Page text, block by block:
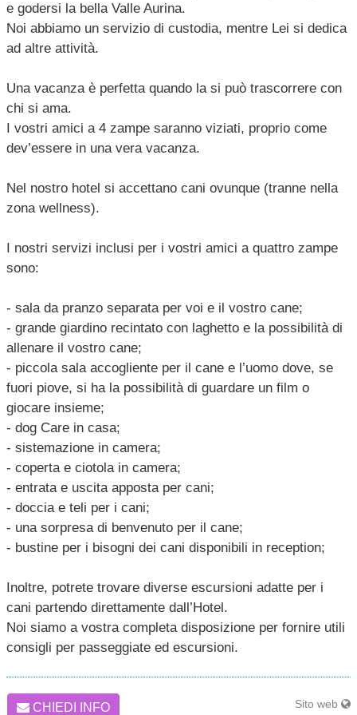
e godersi la bella Valle Aurina.
Noi abbiamo un servizio di custodia, mentre Lei si dedica
ad altre attività.
Una vacanza è perfetta quando la si può trascorrere con
chi si ama.
I vostri amici a 4 zampe saranno viziati, proprio come
dev’essere in una vera vacanza.
Nel nostro hotel si accettano cani ovunque (tranne nella
zona wellness).
I nostri servizi inclusi per i vostri amici a quattro zampe
sono:
- sala da pranzo separata per voi e il vostro cane;
- grande giardino recintato con laghetto e la possibilità di
allenare il vostro cane;
- piccola sala accogliente per il cane e l’uomo dove, se
fuori piove, si ha la possibilità di guardare un film o
giocare insieme;
- dog Care in casa;
- sistemazione in camera;
- coperta e ciotola in camera;
- entrata e uscita apposta per cani;
- doccia e teli per i cani;
- una sorpresa di benvenuto per il cane;
- bustine per i bisogni dei cani disponibili in reception;
Inoltre, potrete trovare diverse escursioni adatte per i
cani partendo direttamente dall’Hotel.
Noi siamo a vostra completa disposizione per fornire utili
consigli per passeggiate ed escursioni.
CHIEDI INFO Sito web